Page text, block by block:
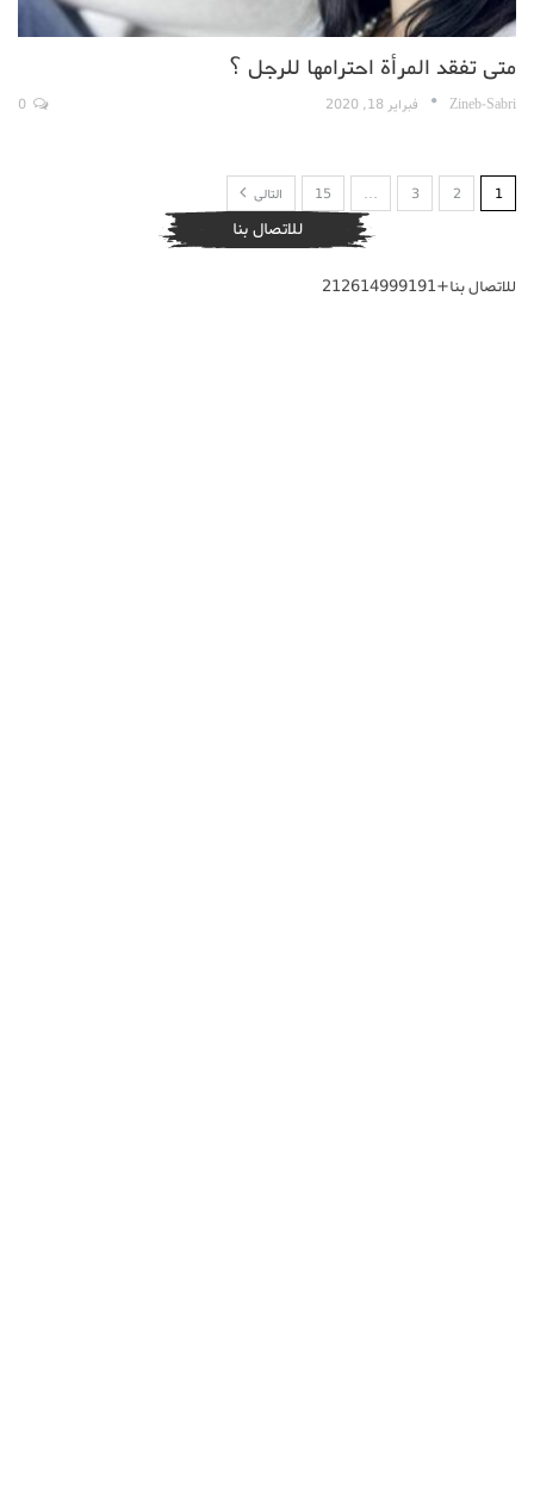
متى تفقد المرأة احترامها للرجل ؟
Zineb-Sabri فبراير 18, 2020
1
2
3
…
15 التالى
للاتصال بنا
للاتصال بنا+212614999191